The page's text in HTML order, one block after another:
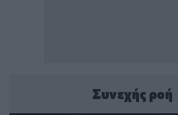
Συνεχής ροή